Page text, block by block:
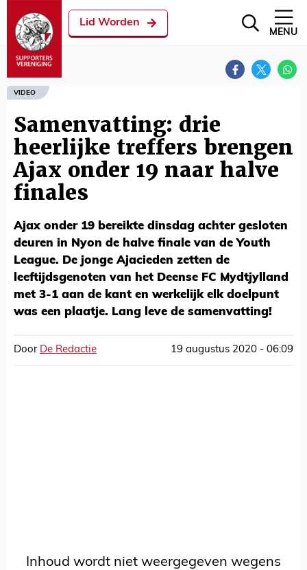
Lid Worden
MENU
VIDEO
Samenvatting: drie
heerlijke treffers brengen
Ajax onder 19 naar halve
finales
Ajax onder 19 bereikte dinsdag achter gesloten
deuren in Nyon de halve finale van de Youth
League. De jonge Ajacieden zetten de
leeftijdsgenoten van het Deense FC Mydtjylland
met 3-1 aan de kant en werkelijk elk doelpunt
was een plaatje. Lang leve de samenvatting!
Door De Redactie 19 augustus 2020 - 06:09
Inhoud wordt niet weergegeven wegens